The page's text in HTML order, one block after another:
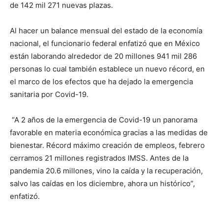
de 142 mil 271 nuevas plazas.
Al hacer un balance mensual del estado de la economía
nacional, el funcionario federal enfatizó que en México
están laborando alrededor de 20 millones 941 mil 286
personas lo cual también establece un nuevo récord, en
el marco de los efectos que ha dejado la emergencia
sanitaria por Covid-19.
“A 2 años de la emergencia de Covid-19 un panorama
favorable en materia económica gracias a las medidas de
bienestar. Récord máximo creación de empleos, febrero
cerramos 21 millones registrados IMSS. Antes de la
pandemia 20.6 millones, vino la caída y la recuperación,
salvo las caídas en los diciembre, ahora un histórico”,
enfatizó.